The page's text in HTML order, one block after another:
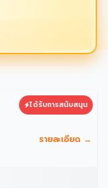
ได้รับการสนับสนุน
รายละเอียด →